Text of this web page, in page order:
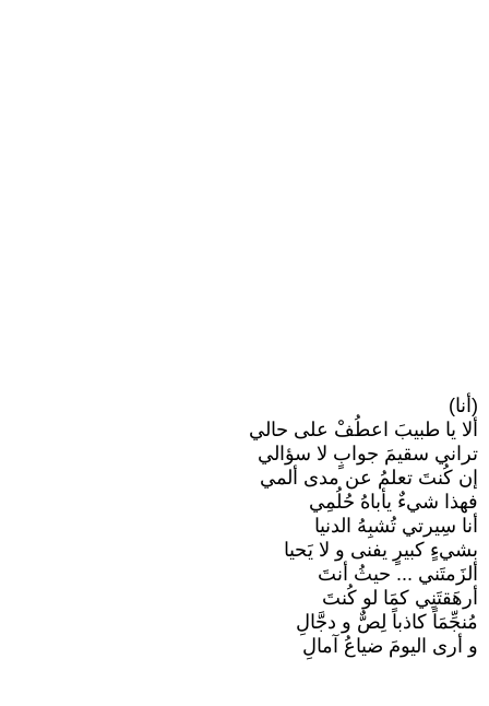
(أنا)
ألا يا طبيبَ اعطُفْ على حالي
تراني سقيمَ جوابٍ لا سؤالي
إن كُنتَ تعلمُ عن مدى ألمي
فهذا شيءٌ يأباهُ حُلُمِي
أنا سِيرتي تُشبِهُ الدنيا
بشيءٍ كبيرٍ يفنى و لا يَحيا
ألزَمتَني ... حيثُ أنتَ
أرهَقتَنِي كمَا لو كُنتَ
مُنجِّمَاً كاذباً لِصٌّ و دجَّالِ
و أرى اليومَ ضياعُ آمالِ